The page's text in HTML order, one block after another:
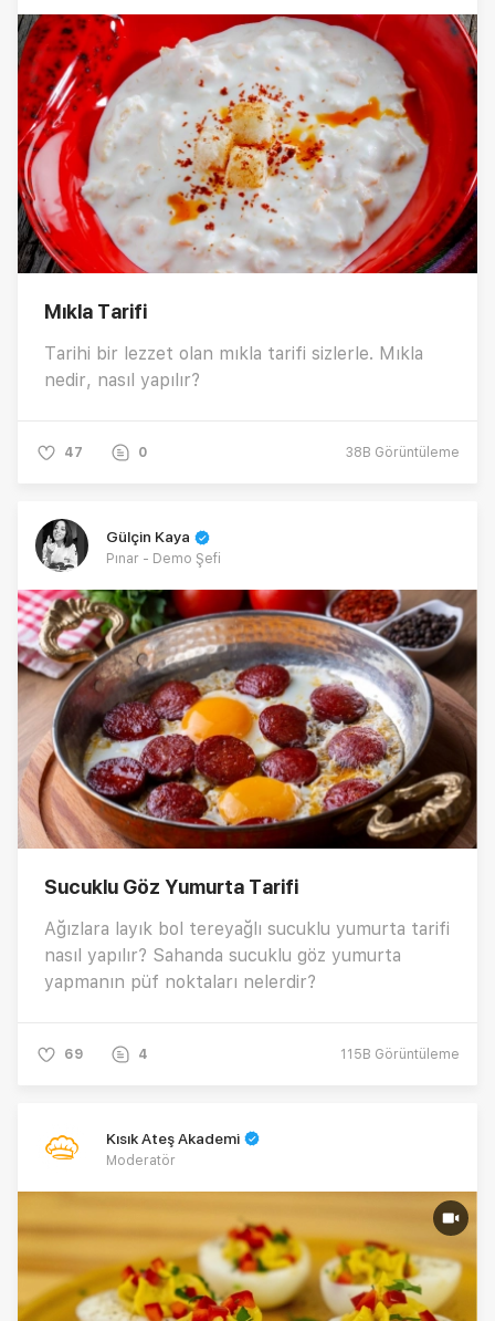
Mıkla Tarifi
Tarihi bir lezzet olan mıkla tarifi sizlerle. Mıkla
nedir, nasıl yapılır?
47 0 38B Görüntüleme
Gülçin Kaya
Pınar - Demo Şefi
Sucuklu Göz Yumurta Tarifi
Ağızlara layık bol tereyağlı sucuklu yumurta tarifi
nasıl yapılır? Sahanda sucuklu göz yumurta
yapmanın püf noktaları nelerdir?
69 4 115B Görüntüleme
Kısık Ateş Akademi
Moderatör